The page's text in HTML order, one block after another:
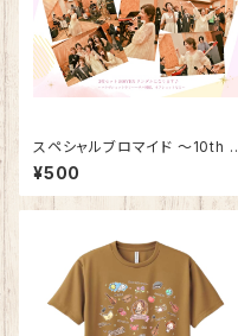
スペシャルブロマイド 〜10th A
nniversary〜
¥500